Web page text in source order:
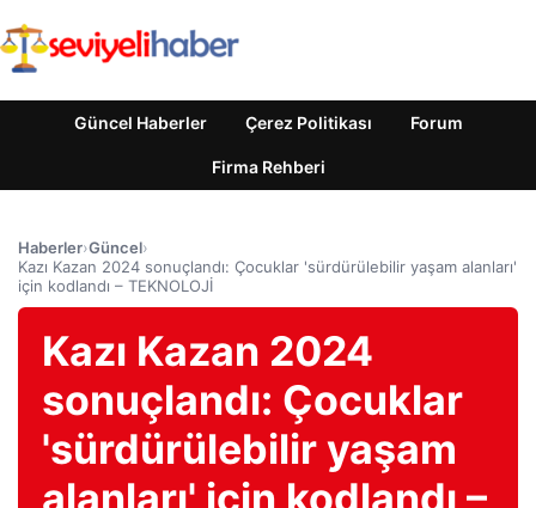
Güncel Haberler Çerez Politikası Forum
Firma Rehberi
Haberler›Güncel›
Kazı Kazan 2024 sonuçlandı: Çocuklar 'sürdürülebilir yaşam alanları'
için kodlandı – TEKNOLOJİ
Kazı Kazan 2024
sonuçlandı: Çocuklar
'sürdürülebilir yaşam
alanları' için kodlandı –